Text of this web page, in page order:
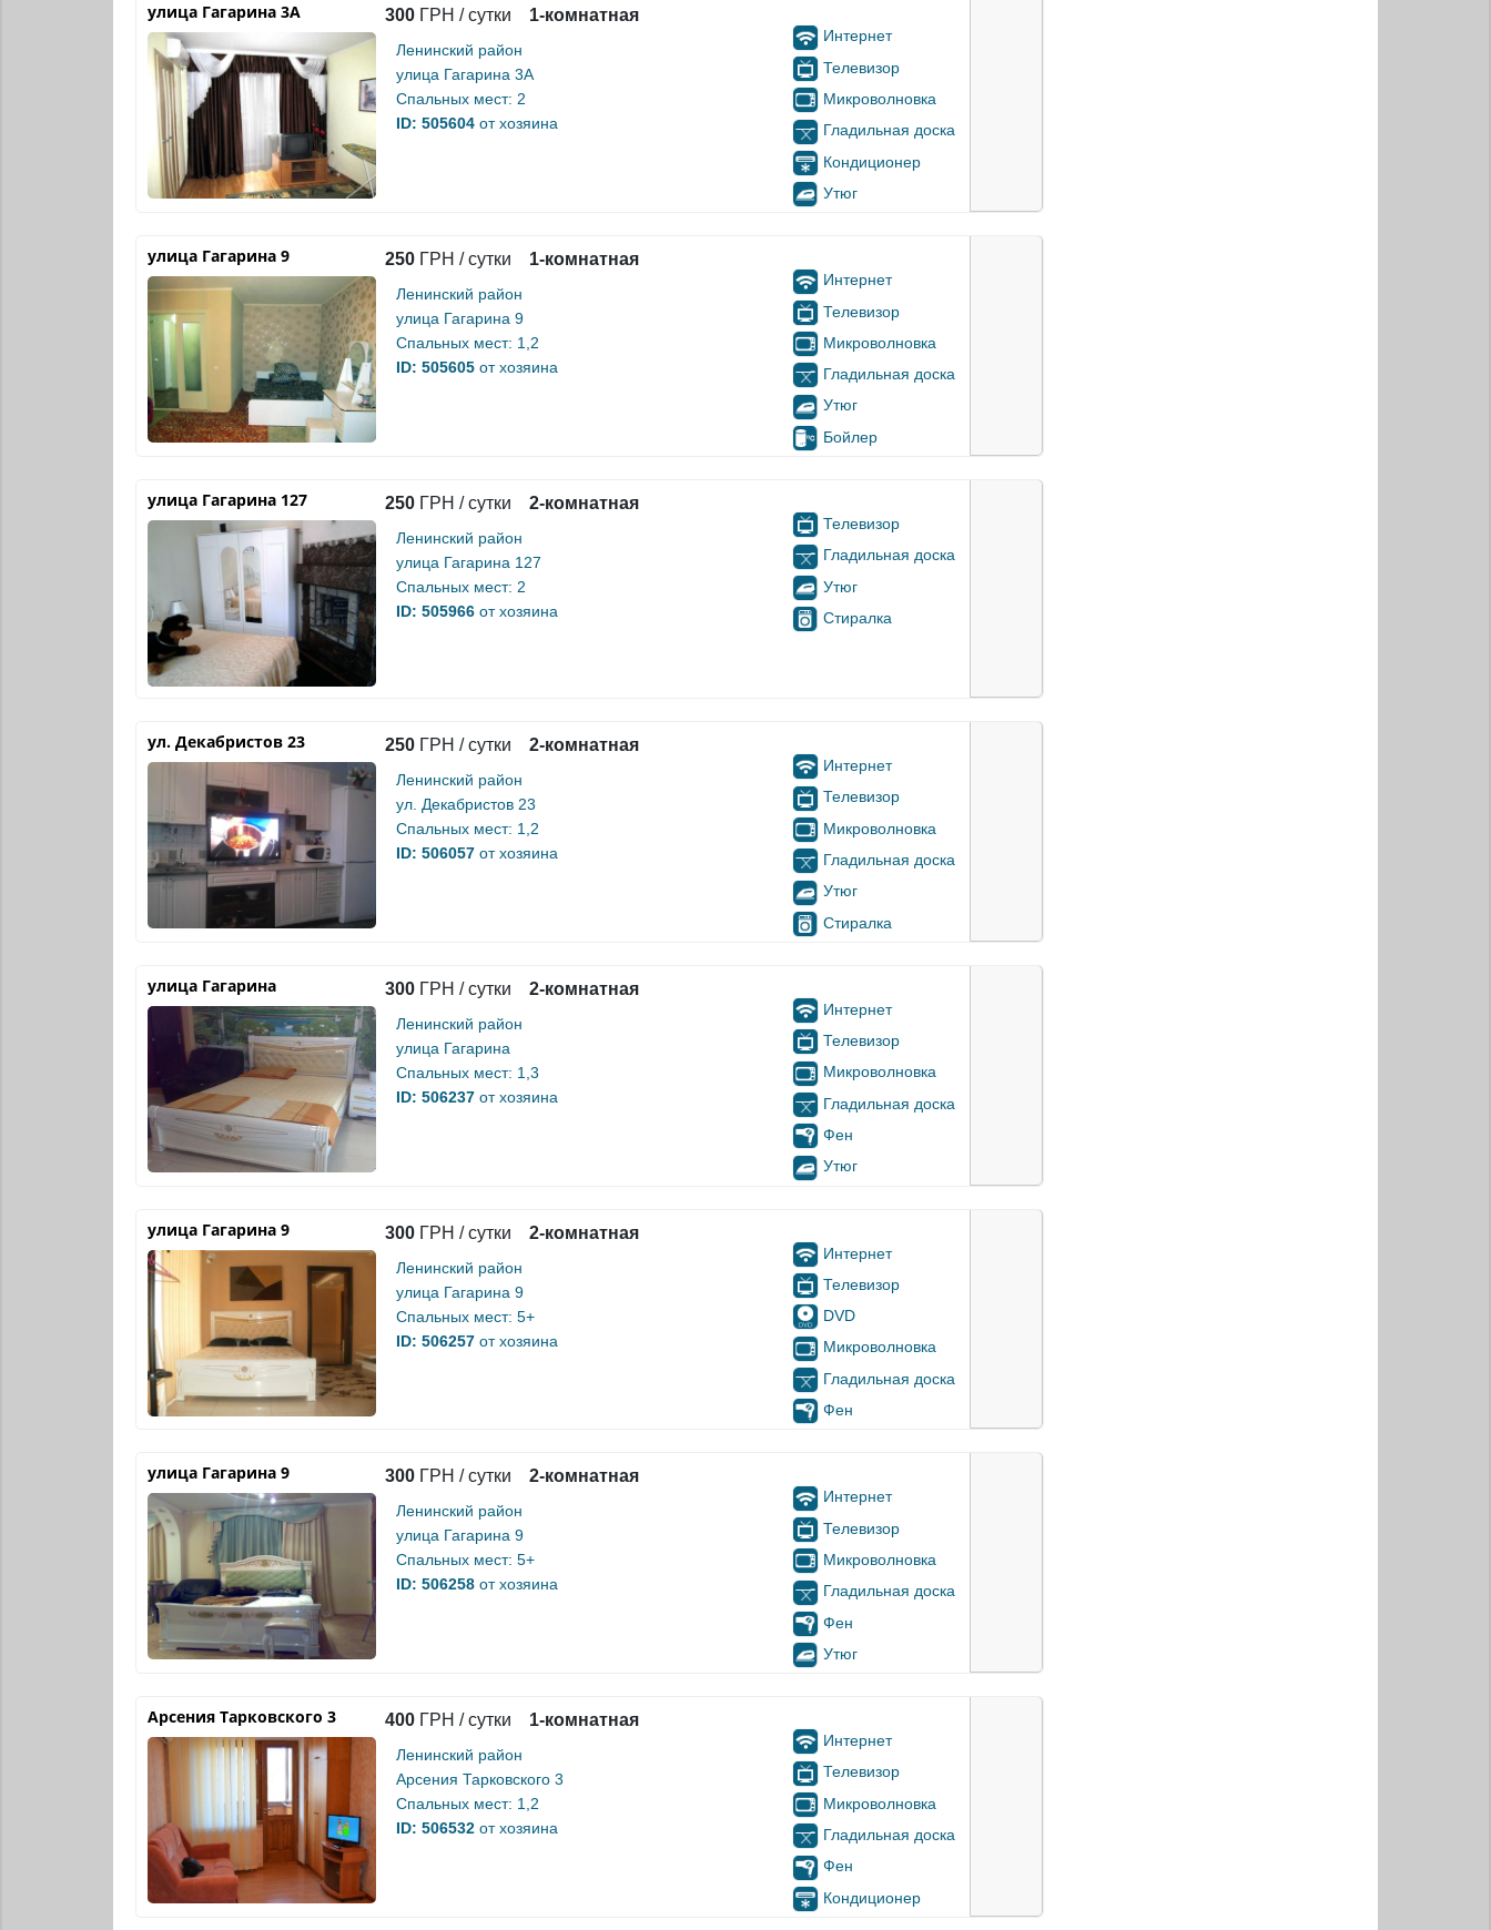
улица Гагарина 3А 300 ГРН / сутки 1-комнатная
Ленинский район
улица Гагарина 3А
Спальных мест: 2
ID: 505604 от хозяина
Интернет
Телевизор
Микроволновка
Гладильная доска
Кондиционер
Утюг
улица Гагарина 9 250 ГРН / сутки 1-комнатная
Ленинский район
улица Гагарина 9
Спальных мест: 1,2
ID: 505605 от хозяина
Интернет
Телевизор
Микроволновка
Гладильная доска
Утюг
Бойлер
улица Гагарина 127 250 ГРН / сутки 2-комнатная
Ленинский район
улица Гагарина 127
Спальных мест: 2
ID: 505966 от хозяина
Телевизор
Гладильная доска
Утюг
Стиралка
ул. Декабристов 23 250 ГРН / сутки 2-комнатная
Ленинский район
ул. Декабристов 23
Спальных мест: 1,2
ID: 506057 от хозяина
Интернет
Телевизор
Микроволновка
Гладильная доска
Утюг
Стиралка
улица Гагарина 300 ГРН / сутки 2-комнатная
Ленинский район
улица Гагарина
Спальных мест: 1,3
ID: 506237 от хозяина
Интернет
Телевизор
Микроволновка
Гладильная доска
Фен
Утюг
улица Гагарина 9 300 ГРН / сутки 2-комнатная
Ленинский район
улица Гагарина 9
Спальных мест: 5+
ID: 506257 от хозяина
Интернет
Телевизор
DVD
Микроволновка
Гладильная доска
Фен
улица Гагарина 9 300 ГРН / сутки 2-комнатная
Ленинский район
улица Гагарина 9
Спальных мест: 5+
ID: 506258 от хозяина
Интернет
Телевизор
Микроволновка
Гладильная доска
Фен
Утюг
Арсения Тарковского 3 400 ГРН / сутки 1-комнатная
Ленинский район
Арсения Тарковского 3
Спальных мест: 1,2
ID: 506532 от хозяина
Интернет
Телевизор
Микроволновка
Гладильная доска
Фен
Кондиционер